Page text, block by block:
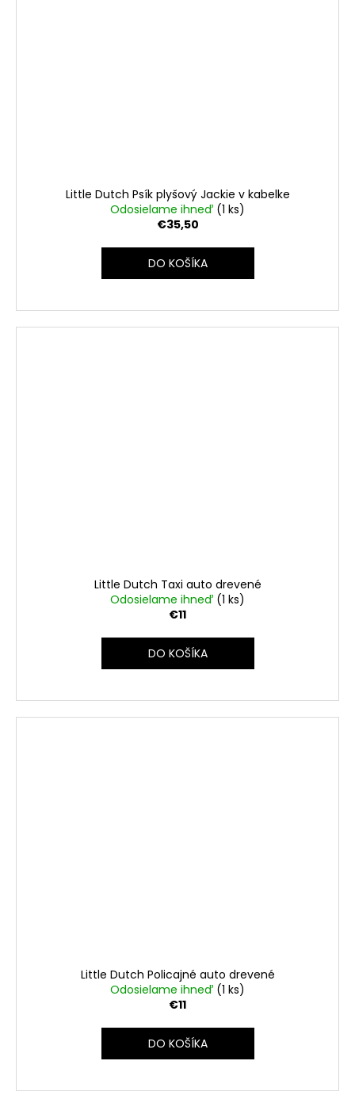
Little Dutch Psík plyšový Jackie v kabelke
Odosielame ihneď (1 ks)
€35,50
DO KOŠÍKA
Little Dutch Taxi auto drevené
Odosielame ihneď (1 ks)
€11
DO KOŠÍKA
Little Dutch Policajné auto drevené
Odosielame ihneď (1 ks)
€11
DO KOŠÍKA